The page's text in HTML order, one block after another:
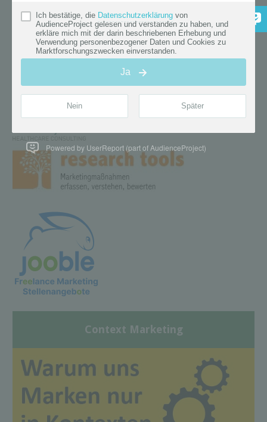
Context Marketing
Powered by UserReport (part of AudienceProject)